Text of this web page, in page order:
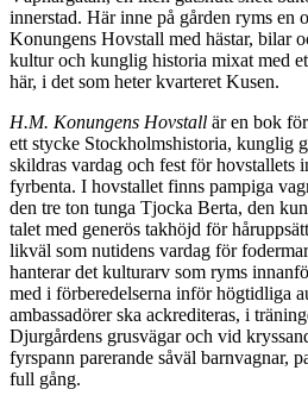
innerstad. Här inne på gården ryms en
Konungens Hovstall med hästar, bilar
kultur och kunglig historia mixat med
här, i det som heter kvarteret Kusen.
H.M. Konungens Hovstall är en bok
ett stycke Stockholmshistoria, kunglig
skildras vardag och fest för hovstallets
fyrbenta. I hovstallet finns pampiga
den tre ton tunga Tjocka Berta, den
talet med generös takhöjd för
likväl som nutidens vardag för
hanterar det kulturarv som ryms
med i förberedelserna inför högtidliga
ambassadörer ska ackrediteras, i
Djurgårdens grusvägar och vid
fyrspann parerande såväl barnvagnar,
full gång.